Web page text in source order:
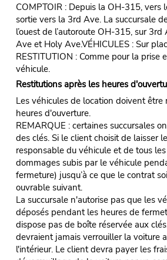
COMPTOIR : Depuis la OH-315, vers
sortie vers la 3rd Ave. La succursale
l’ouest de l’autoroute OH-315, sur
Ave et Holy Ave.VÉHICULES : Sur
RESTITUTION : Comme pour la prise
véhicule.
Restitutions après les heures
Les véhicules de location doivent
heures d'ouverture.
REMARQUE : certaines succursales
des clés. Si le client choisit de laisser
responsable du véhicule et de tous
dommages subis par le véhicule
fermeture) jusqu’à ce que le contrat
ouvrable suivant.
La succursale n'autorise pas que les
déposés pendant les heures de
dispose pas de boîte réservée aux
devraient jamais verrouiller la voiture
l'intérieur. Le client devra payer les